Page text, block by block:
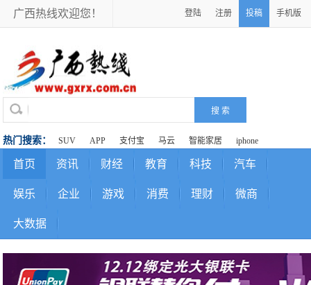
广西热线欢迎您！ 登陆 注册 投稿 手机版
热门搜索： SUV APP 支付宝 马云 智能家居 iphone
首页 资讯 财经 教育 科技 汽车
娱乐 企业 游戏 消费 理财 微商
大数据